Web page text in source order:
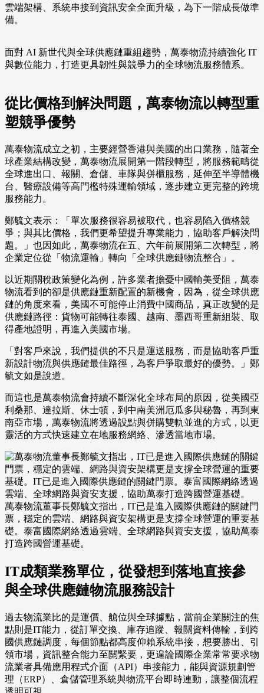
雲端架構、系統串接到資訊安全全面升級，為下一階成長做準
備。
面對 AI 新世代與全球供應鏈重組趨勢，萬泰物流持續強化 IT
與數位能力，打造更具韌性與競爭力的全球物流服務體系。
從比價格到解決問題，萬泰物流以轉型重
塑競爭優勢
萬泰物流成立之初，主要經營香港與美國的出口業務，隨著全
球產業結構改變，萬泰物流展開第一階段轉型，將服務範疇從
全球進出口、報關、倉儲、車隊與併櫃服務，延伸至半導體機
台、醫療設備等高門檻特殊運輸領域，逐步建立更完整的跨境
服務能力。
鄭毓文表示：「單次服務很容易被取代，也容易陷入價格競
爭；與其比價格，我們更希望提升專業能力，協助客戶解決問
題。」也因如此，萬泰物流在五、六年前展開第二次轉型，將
企業定位從「物流運輸」轉向「全球供應鏈物流整合」。
以近期關稅政策變化為例，許多業者擔憂中國輸美受阻，萬泰
物流看到的卻是供應鏈重新配置的新機會，因為，從全球供應
鏈的角度來看，美國不可能停止消費中國商品，真正改變的是
供應鏈路徑：貨物可能轉往泰國、越南、墨西哥重新組裝、取
得產地證明，再進入美國市場。
「對客戶來說，我們提供的不只是運送服務，而是協助客戶重
新設計物流與供應鏈最佳路徑，為客戶爭取最好的優勢。」鄭
毓文如是說道。
而這也是萬泰物流會持續不斷深化全球布局的原因，從美國亞
利桑那、達拉斯、休士頓，到中南美洲厄瓜多與秘魯，再到東
南亞市場，萬泰物流將透過設點與併購雙軌並進的方式，以更
靈活的方式快速建立在地服務網絡、滲透當地市場。
萬泰物流董事長鄭毓文指出，IT已是進入國際供應鏈的關鍵門
票，穩定的雲端、網路與資安架構更是支撐全球營運的重要基
礎。泰富國際網絡透過雲端、全球網路與資安支援，協助萬泰
打造跨國營運基礎。
IT成類業務單位，從發想到落地直接參
與全球供應鏈物流服務設計
過去物流業比的是運價、艙位與全球據點，當前企業關注的焦
點則是IT能力，從訂單交換、庫存追蹤、報關資料傳輸，到跨
國供應鏈調度，每個節點都高度仰賴系統串接，想要勝出、引
領市場，資訊整合能力至關緊要，更遑論國際企業常常要求物
流業者具備應用程式介面（API）串接能力，能與資源規劃管
理（ERP）、倉儲管理系統與物流平台即時連動，讓整個流程